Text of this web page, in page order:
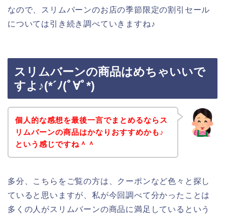
なので、スリムバーンのお店の季節限定の割引セール
については引き続き調べていきますね♪
スリムバーンの商品はめちゃいいで
すよ♪(*´ﾉ(ﾟ∀ﾟ*)
個人的な感想を最後一言でまとめるならス
リムバーンの商品はかなりおすすめかも♪
という感じですね＾＾
多分、こちらをご覧の方は、クーポンなど色々と探し
ていると思いますが、私が今回調べて分かったことは
多くの人がスリムバーンの商品に満足しているという